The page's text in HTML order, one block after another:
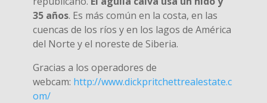
35 años. Es más común en la costa, en las
cuencas de los ríos y en los lagos de América
del Norte y el noreste de Siberia.
Gracias a los operadores de
webcam: http://www.dickpritchettrealestate.c
om/